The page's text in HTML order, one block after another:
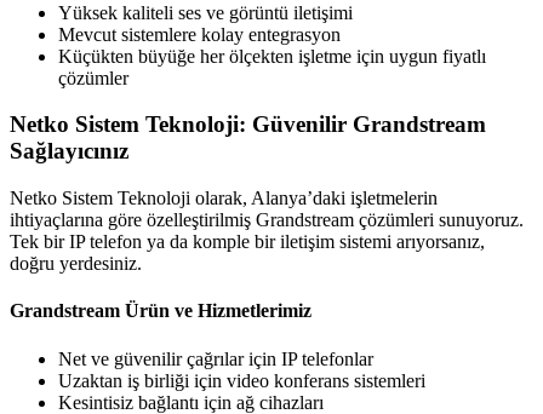
Yüksek kaliteli ses ve görüntü iletişimi
Mevcut sistemlere kolay entegrasyon
Küçükten büyüğe her ölçekten işletme için uygun fiyatlı
çözümler
Netko Sistem Teknoloji: Güvenilir Grandstream
Sağlayıcınız
Netko Sistem Teknoloji olarak, Alanya’daki işletmelerin
ihtiyaçlarına göre özelleştirilmiş Grandstream çözümleri sunuyoruz.
Tek bir IP telefon ya da komple bir iletişim sistemi arıyorsanız,
doğru yerdesiniz.
Grandstream Ürün ve Hizmetlerimiz
Net ve güvenilir çağrılar için IP telefonlar
Uzaktan iş birliği için video konferans sistemleri
Kesintisiz bağlantı için ağ cihazları